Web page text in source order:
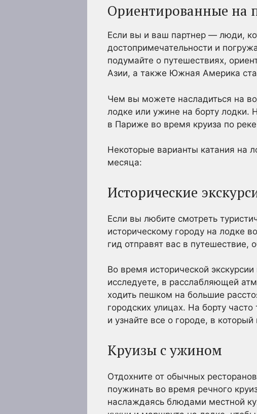
Ориентированные на
Если вы и ваш партнер — люди,
достопримечательности и
подумайте о путешествиях,
Азии, а также Южная Америка
Чем вы можете насладиться на
лодке или ужине на борту лодки.
в Париже во время круиза по
Некоторые варианты катания на
месяца:
Исторические
Если вы любите смотреть
историческому городу на лодке
гид отправят вас в путешествие,
Во время исторической
исследуете, в расслабляющей
ходить пешком на большие
городских улицах. На борту
и узнайте все о городе, в
Круизы с ужином
Отдохните от обычных
поужинать во время речного
наслаждаясь блюдами местной